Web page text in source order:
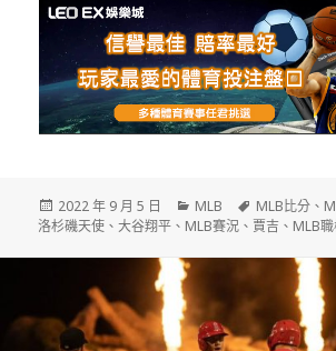
發
佈
2022 年 9 月 5 日
分
類
MLB
標
籤
MLB比分 、
洛杉磯天使 、大谷翔平 、 MLB賽況 、 賈吉 、 MLB